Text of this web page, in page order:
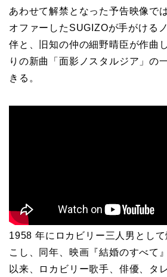
あわせて解禁となった予告映像で
オファーしたSUGIZOが手がける
伴と、旧知の仲の細野晴臣が作曲
りの新曲「面影ノスタルジア」の
きる。
1958 年にロカビリー三人男とし
こし、同年、映画『結婚のすべて
以来、ロカビリー歌手、俳優、タ